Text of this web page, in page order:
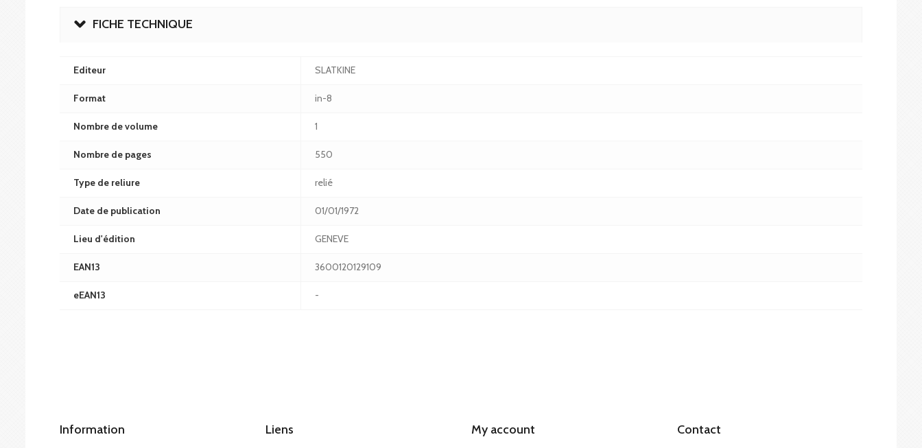
FICHE TECHNIQUE
Editeur SLATKINE
Format in-8
Nombre de volume 1
Nombre de pages 550
Type de reliure relié
Date de publication 01/01/1972
Lieu d'édition GENEVE
EAN13 3600120129109
eEAN13 -
Information Liens My account Contact